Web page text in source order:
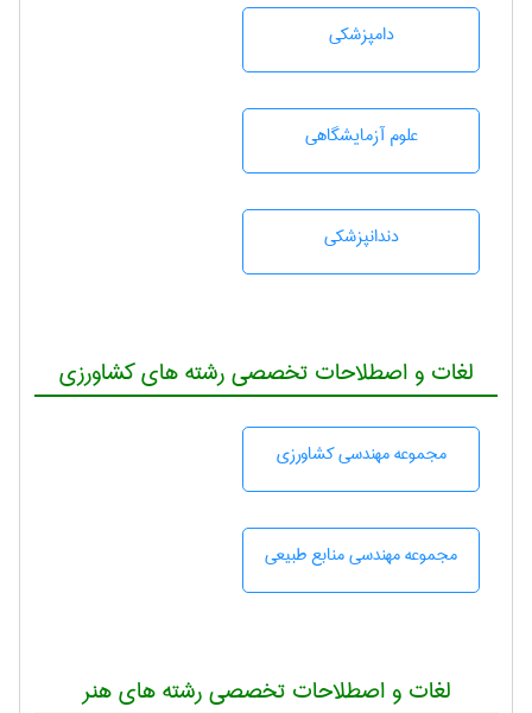
دامپزشكی
علوم آزمايشگاهی
دندانپزشكی
لغات و اصطلاحات تخصصی رشته های کشاورزی
مجموعه مهندسی كشاورزی
مجموعه مهندسی منابع طبيعی
لغات و اصطلاحات تخصصی رشته های هنر